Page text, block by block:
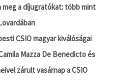
a díjugratókat: több mint
CSIO magyar kiválóságai
Mazza De Benedicto és
zárult vasárnap a CSIO